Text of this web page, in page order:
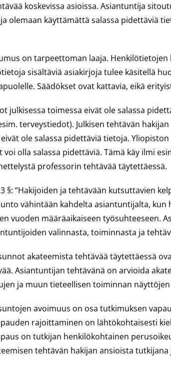
koskevissa asioissa. Asiantuntija
olemaan käyttämättä salassa pidettäviä
on tarpeettoman laaja.
sisältäviä asiakirjoja tulee käsitellä
Säädökset ovat kattavia, eikä
julkisessa toimessa eivät ole salassa
terveystiedot). Julkisen tehtävän
ole salassa pidettäviä tietoja.
voi olla salassa pidettäviä. Tämä käy ilmi
professorin tehtävää täytettäessä.
§: ”Hakijoiden ja tehtävään kutsuttavien
vähintään kahdelta asiantuntijalta, kun
vuoden määräaikaiseen työsuhteeseen.
valinnasta, toiminnasta ja
akateemista tehtävää täytettäessä
Asiantuntijan tehtävänä on arvioida
ja muun tieteellisen toiminnan
avoimuus on osa tutkimuksen
rajoittaminen on lähtökohtaisesti
on tutkijan henkilökohtainen
tehtävän hakijan ansioista